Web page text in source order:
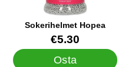
Sokerihelmet Hopea
Tuote.nro 14930
€5.30
Osta